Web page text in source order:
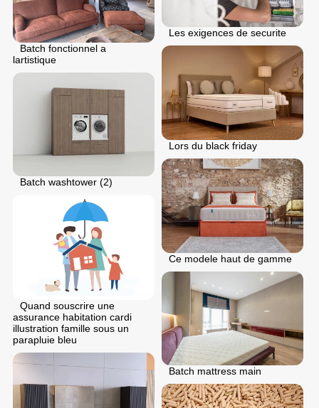
Les exigences de securite
Batch fonctionnel a
lartistique
Lors du black friday
Batch washtower (2)
Ce modele haut de gamme
Quand souscrire une
assurance habitation cardi
illustration famille sous un
parapluie bleu
Batch mattress main